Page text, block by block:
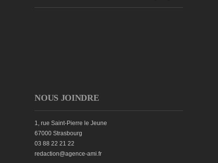
NOUS JOINDRE
1, rue Saint-Pierre le Jeune
67000 Strasbourg
03 88 22 21 22
redaction@agence-ami.fr